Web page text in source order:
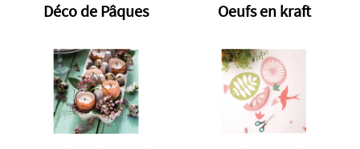
Déco de Pâques Oeufs en kraft